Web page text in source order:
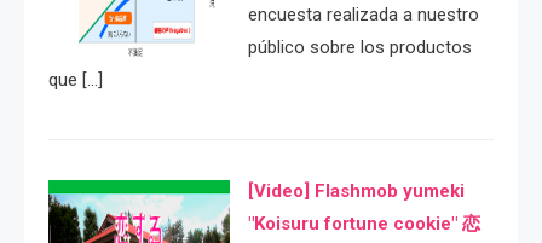
encuesta realizada a nuestro
público sobre los productos
que […]
[Video] Flashmob yumeki
"Koisuru fortune cookie" 恋